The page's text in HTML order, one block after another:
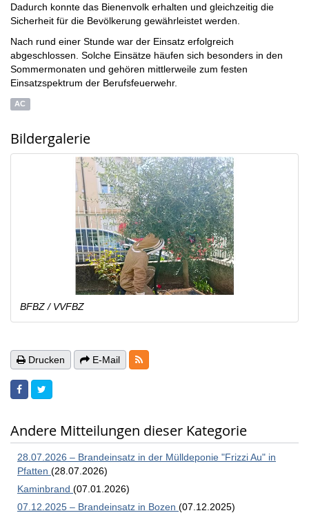
Dadurch konnte das Bienenvolk erhalten und gleichzeitig die
Sicherheit für die Bevölkerung gewährleistet werden.
Nach rund einer Stunde war der Einsatz erfolgreich
abgeschlossen. Solche Einsätze häufen sich besonders in den
Sommermonaten und gehören mittlerweile zum festen
Einsatzspektrum der Berufsfeuerwehr.
AC
Bildergalerie
BFBZ / VVFBZ
Drucken E-Mail RSS-Feeds
Andere Mitteilungen dieser Kategorie
28.07.2026 – Brandeinsatz in der Mülldeponie "Frizzi Au" in
Pfatten (28.07.2026)
Kaminbrand (07.01.2026)
07.12.2025 – Brandeinsatz in Bozen (07.12.2025)